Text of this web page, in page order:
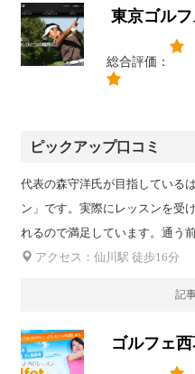
東京ゴル
総合評価：
ピックアップ口コミ
代表の森守洋氏が目指している
ン」です。実際にレッスンを受
れるので満足しています。通う
アクセス：仙川駅 徒步16分
記
ゴルフェ